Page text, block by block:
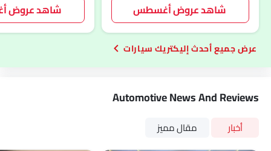
شاهد عروض أغسطس شاهد عروض
أحدث إليكتريك سيارات
Automotive News And Reviews
أخبار مقال مميز